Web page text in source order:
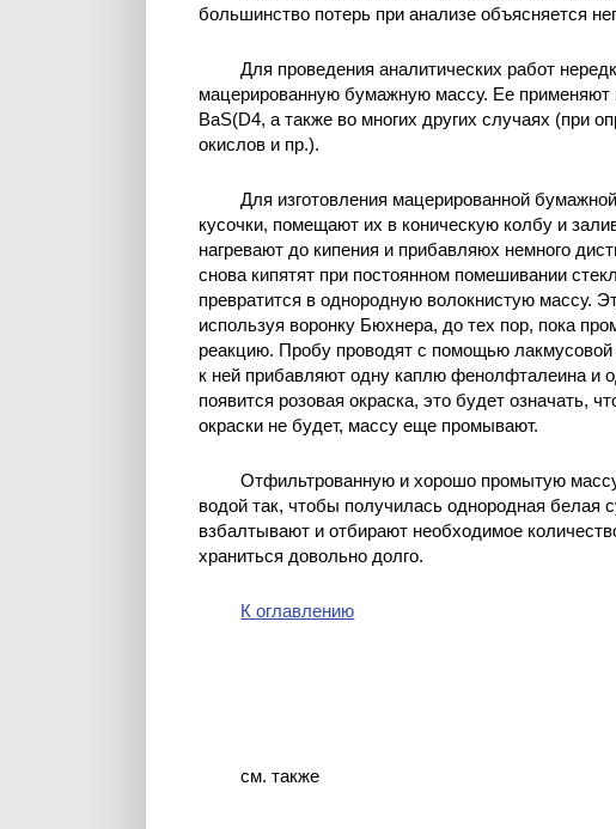
большинство потерь при анализе объясняется
Для проведения аналитических работ
мацерированную бумажную массу. Ее применяют
BaS(D4, а также во многих других случаях (при
окислов и пр.).
Для изготовления мацерированной
кусочки, помещают их в коническую колбу и
нагревают до кипения и прибавляюх немного
снова кипятят при постоянном помешивании
превратится в однородную волокнистую массу.
используя воронку Бюхнера, до тех пор, пока
реакцию. Пробу проводят с помощью
к ней прибавляют одну каплю фенолфталеина и
появится розовая окраска, это будет означать,
окраски не будет, массу еще промывают.
Отфильтрованную и хорошо промытую
водой так, чтобы получилась однородная белая
взбалтывают и отбирают необходимое
храниться довольно долго.
К оглавлению
см. также